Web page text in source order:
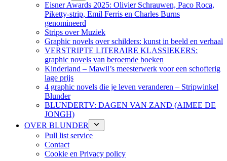
Eisner Awards 2025: Olivier Schrauwen, Paco Roca,
Piketty-strip, Emil Ferris en Charles Burns
genomineerd
Strips over Muziek
Graphic novels over schilders: kunst in beeld en verhaal
VERSTRIPTE LITERAIRE KLASSIEKERS:
graphic novels van beroemde boeken
Kinderland – Mawil’s meesterwerk voor een schofterig
lage prijs
4 graphic novels die je leven veranderen – Stripwinkel
Blunder
BLUNDERTV: DAGEN VAN ZAND (AIMEE DE
JONGH)
OVER BLUNDER
Pull list service
Contact
Cookie en Privacy policy